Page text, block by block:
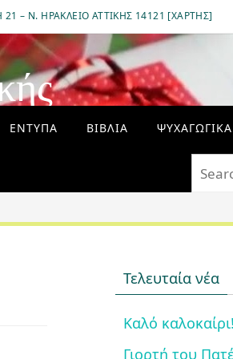
– Ν. ΗΡΆΚΛΕΙΟ ΑΤΤΙΚΉΣ 14121 [ΧΆΡΤΗΣ]
ΈΝΤΥΠΑ ΒΙΒΛΊΑ ΨΥΧΑΓΩΓΙΚΆ
Τελευταία νέα
Καλό καλοκαίρι!
Γιορτή του